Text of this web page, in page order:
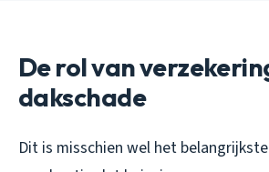
De rol van
dakschade
Dit is misschien wel het